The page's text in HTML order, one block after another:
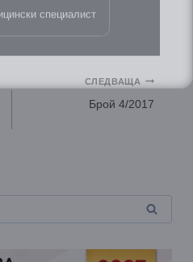
СЛЕДВАЩА
Брой 4/2017